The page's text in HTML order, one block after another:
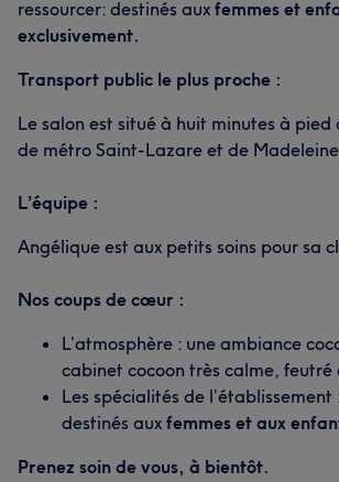
ressourcer: destinés aux femmes et
exclusivement.
Transport public le plus proche :
Le salon est situé à huit minutes à pied
de métro Saint-Lazare et de
L’équipe :
Angélique est aux petits soins pour sa
Nos coups de cœur :
L’atmosphère : une ambiance
cabinet cocoon très calme,
Les spécialités de l’établissement
destinés aux femmes et aux
Prenez soin de vous, à bientôt.